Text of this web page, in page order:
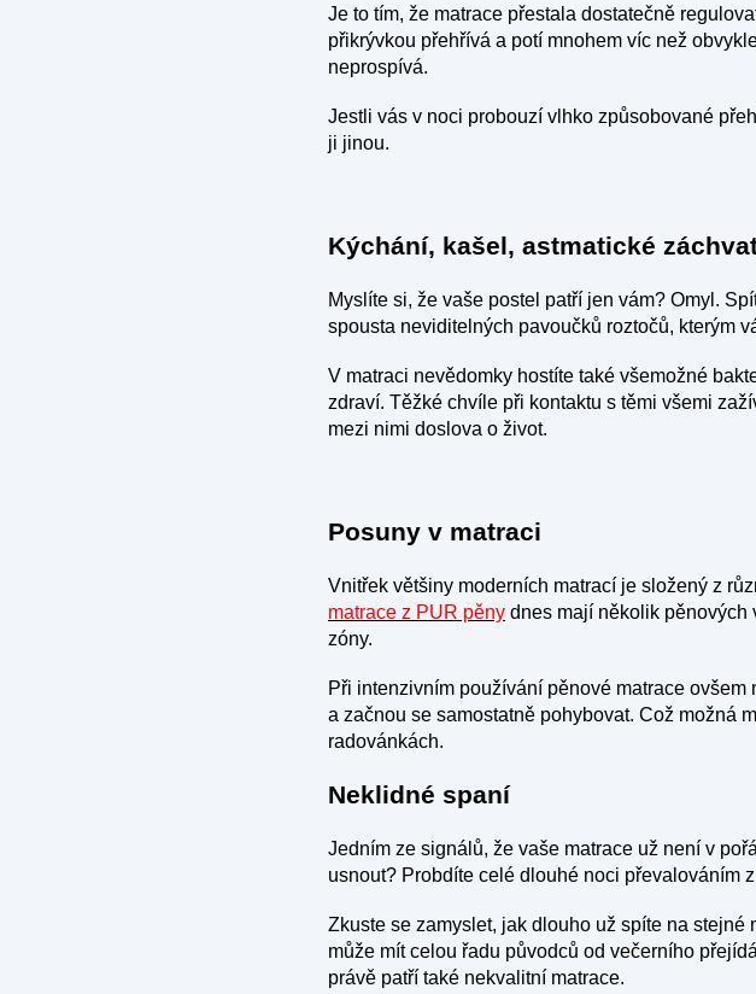
Je to tím, že matrace přestala dostatečně
přikrývkou přehřívá a potí mnohem víc než
neprospívá.
Jestli vás v noci probouzí vlhko způsobované
ji jinou.
Kýchání, kašel, astmatické
Myslíte si, že vaše postel patří jen vám? Omyl.
spousta neviditelných pavoučků roztočů, kterým
V matraci nevědomky hostíte také všemožné
zdraví. Těžké chvíle při kontaktu s těmi všemi
mezi nimi doslova o život.
Posuny v matraci
Vnitřek většiny moderních matrací je složený z
matrace z PUR pěny dnes mají několik pěnových
zóny.
Při intenzivním používání pěnové matrace
a začnou se samostatně pohybovat. Což možná
radovánkách.
Neklidné spaní
Jedním ze signálů, že vaše matrace už není v
usnout? Probdíte celé dlouhé noci převalováním
Zkuste se zamyslet, jak dlouho už spíte na
může mít celou řadu původců od večerního
právě patří také nekvalitní matrace.